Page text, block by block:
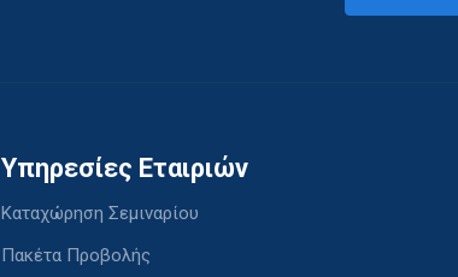
Υπηρεσίες Εταιριών
Καταχώρηση Σεμιναρίου
Πακέτα Προβολής